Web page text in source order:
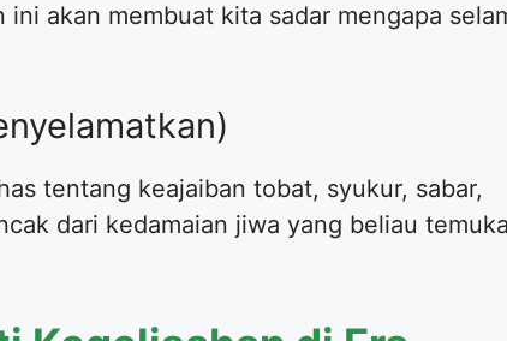
akan membuat kita sadar mengapa
tentang keajaiban tobat, syukur, sabar,
dari kedamaian jiwa yang beliau